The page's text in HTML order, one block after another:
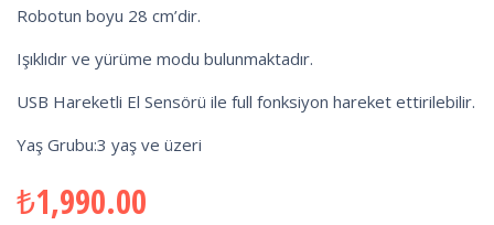
Robotun boyu 28 cm’dir.
Işıklıdır ve yürüme modu bulunmaktadır.
USB Hareketli El Sensörü ile full fonksiyon hareket ettirilebilir.
Yaş Grubu:3 yaş ve üzeri
₺1,990.00